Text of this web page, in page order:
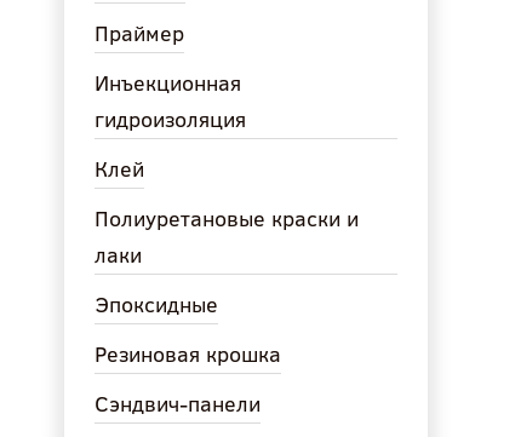
Праймер
Инъекционная
гидроизоляция
Клей
Полиуретановые краски и
лаки
Эпоксидные
Резиновая крошка
Сэндвич-панели